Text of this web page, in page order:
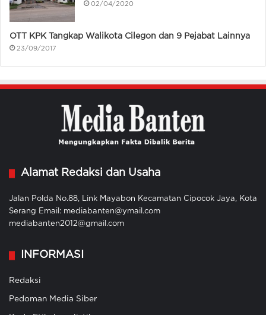
02/04/2020
OTT KPK Tangkap Walikota Cilegon dan 9 Pejabat Lainnya
23/09/2017
Alamat Redaksi dan Usaha
Jalan Polda No.88, Link Mayabon Kecamatan Cipocok Jaya, Kota
Serang Email: mediabanten@ymail.com
mediabanten2012@gmail.com
INFORMASI
Redaksi
Pedoman Media Siber